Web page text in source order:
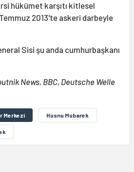
hükümet karşıtı kitlesel
2013'te askeri darbeyle
Sisi şu anda cumhurbaşkanı
News, BBC, Deutsche Welle
Merkezi Husnu Mubarek